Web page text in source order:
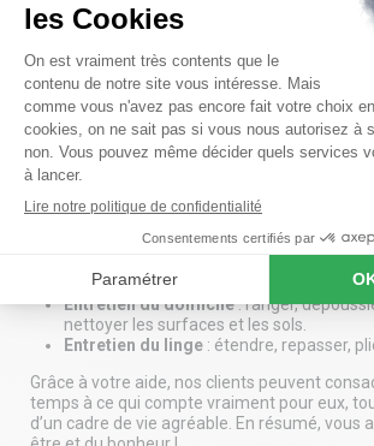
Cet été, choisissez un emploi utile
Et si votre travail améliorait réellement le
tout en respectant le vôtre ? Vous aimez
travailler en autonomie et exercer un métier
Rejoignez notre équipe en tant qu’Aide-
CDD sur le secteur de montbrison (42), rhone
Vos missions :
aide précieuse pour maintenir un
Entretien du domicile: ranger,
nettoyer les surfaces et les sols.
Entretien du linge: étendre, repasser,
Grâce à votre aide, nos clients peuvent
temps à ce qui compte vraiment pour eux,
d’un cadre de vie agréable. En résumé, vous